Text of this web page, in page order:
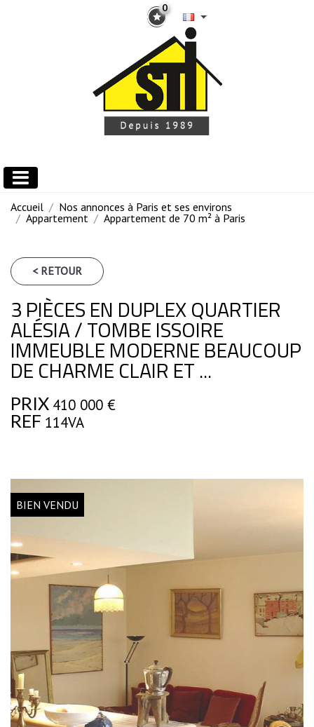
0
Accueil
Nos annonces à Paris et ses environs
Appartement
Appartement de 70 m² à Paris
< RETOUR
3 PIÈCES EN DUPLEX QUARTIER
ALÉSIA / TOMBE ISSOIRE
IMMEUBLE MODERNE BEAUCOUP
DE CHARME CLAIR ET ...
PRIX 410 000 €
REF 114VA
BIEN VENDU